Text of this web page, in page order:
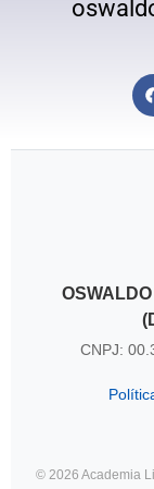
CNPJ:
© 2026 Academia